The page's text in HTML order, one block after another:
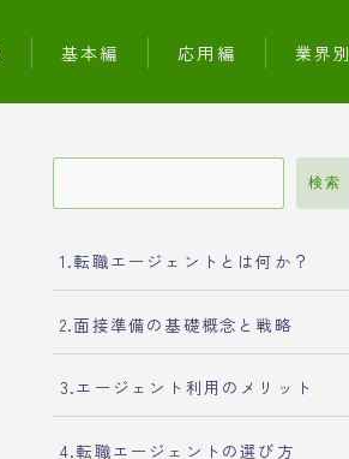
基本編 応用編 業界別
検索
1.転職エージェントとは何か？
2.面接準備の基礎概念と戦略
3.エージェント利用のメリット
4.転職エージェントの選び方